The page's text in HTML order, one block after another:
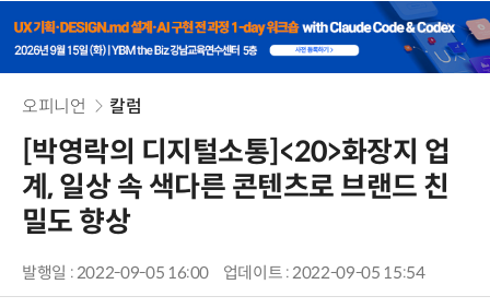
오피니언 칼럼
[박영락의 디지털소통]<20>화장지 업
계, 일상 속 색다른 콘텐츠로 브랜드 친
밀도 향상
발행일 : 2022-09-05 16:00 업데이트 : 2022-09-05 15:54